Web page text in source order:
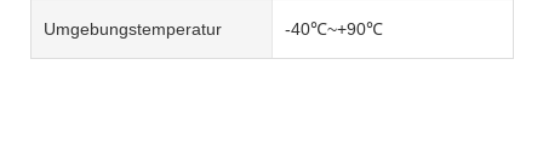
Umgebungstemperatur -40℃~+90℃